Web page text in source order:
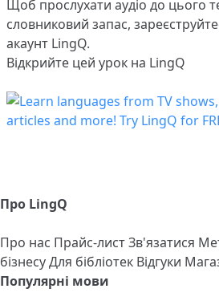
Щоб прослухати аудіо до цього
словниковий запас,
акаунт LingQ.
Відкрийте цей урок на LingQ
Про LingQ
Про нас Прайс-листЗв'язатися
бізнесуДля бібліотек Відгуки
Популярні мови